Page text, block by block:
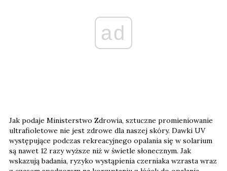
ad
Jak podaje Ministerstwo Zdrowia, sztuczne promieniowanie
ultrafioletowe nie jest zdrowe dla naszej skóry. Dawki UV
występujące podczas rekreacyjnego opalania się w solarium
są nawet 12 razy wyższe niż w świetle słonecznym. Jak
wskazują badania, ryzyko wystąpienia czerniaka wzrasta wraz